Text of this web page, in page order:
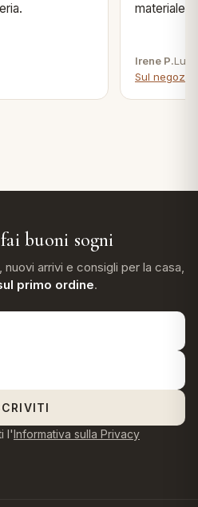
materiale .
Irene P.Lug
Sul negozio
buoni sogni
arrivi e consigli per la casa,
primo ordine.
l'Informativa sulla Privacy